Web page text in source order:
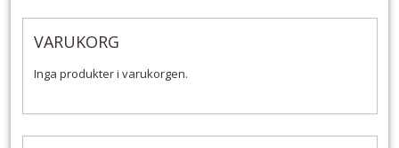
VARUKORG
Inga produkter i varukorgen.